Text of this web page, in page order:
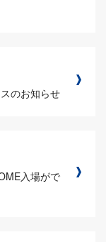
のお知らせ
入場がで